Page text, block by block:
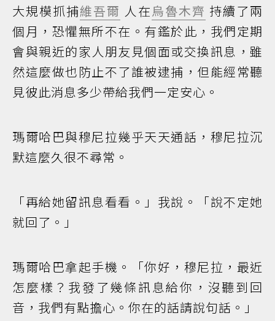
大規模抓捕維吾爾 人在烏魯木齊 持續了兩
個月，恐懼無所不在。有鑑於此，我們定期
會與親近的家人朋友見個面或交換訊息，雖
然這麼做也防止不了誰被逮捕，但能經常聽
見彼此消息多少帶給我們一定安心。
瑪爾哈巴與穆尼拉幾乎天天通話，穆尼拉沉
默這麼久很不尋常。
「再給她留訊息看看。」我說。「說不定她
就回了。」
瑪爾哈巴拿起手機。「你好，穆尼拉，最近
怎麼樣？我發了幾條訊息給你，沒聽到回
音，我們有點擔心。你在的話請說句話。」